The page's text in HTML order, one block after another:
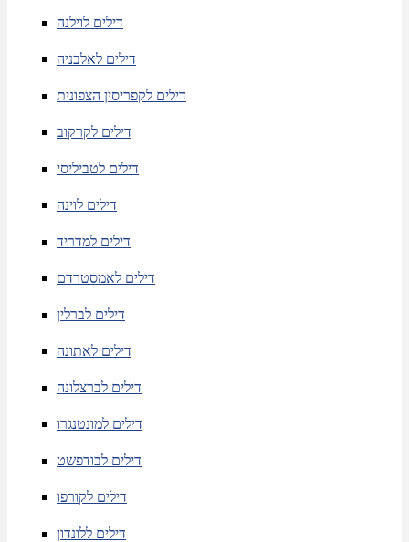
דילים לוילנה
דילים לאלבניה
דילים לקפריסין הצפונית
דילים לקרקוב
דילים לטביליסי
דילים לוינה
דילים למדריד
דילים לאמסטרדם
דילים לברלין
דילים לאתונה
דילים לברצלונה
דילים למונטנגרו
דילים לבודפשט
דילים לקורפו
דילים ללונדון